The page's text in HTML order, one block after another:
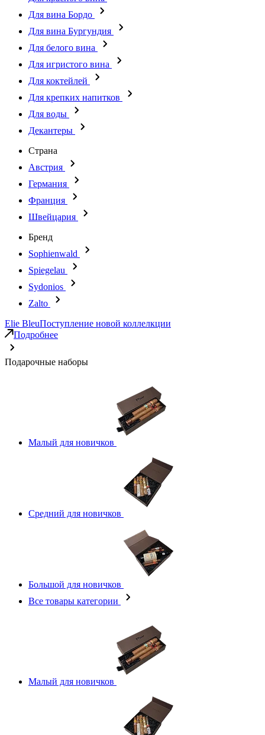
Для вина Бордо
Для вина Бургундия
Для белого вина
Для игристого вина
Для коктейлей
Для крепких напитков
Для воды
Декантеры
Страна
Австрия
Германия
Франция
Швейцария
Бренд
Sophienwald
Spiegelau
Sydonios
Zalto
Elie BleuПоступление новой коллелкции
Подробнее
Подарочные наборы
Малый для новичков
Средний для новичков
Большой для новичков
Все товары категории
Малый для новичков